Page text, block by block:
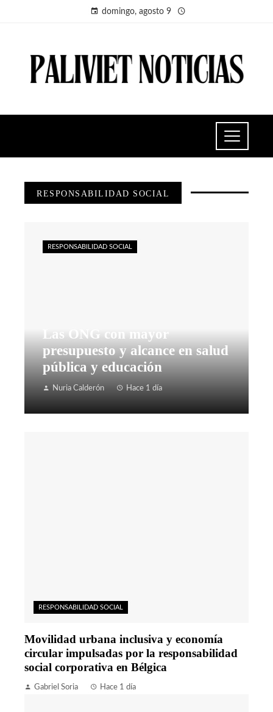
domingo, agosto 9
RESPONSABILIDAD SOCIAL
Las ONG con mayor
presupuesto y alcance en salud
pública y educación
Nuria Calderón Hace 1 día
RESPONSABILIDAD SOCIAL
RESPONSABILIDAD SOCIAL
Movilidad urbana inclusiva y economía
circular impulsadas por la responsabilidad
social corporativa en Bélgica
Gabriel Soria Hace 1 día